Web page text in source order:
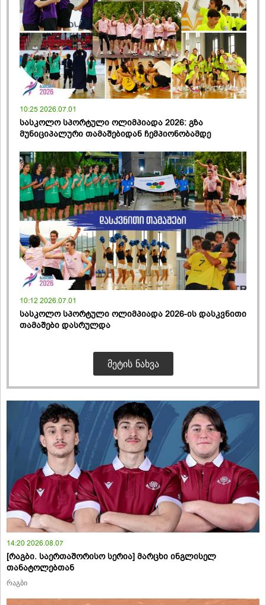
10:25 2026.07.01
სასკოლო სპორტული ოლიმპიადა 2026: გზა
მუნიციპალური თამაშებიდან ჩემპიონობამდე
10:12 2026.07.01
სასკოლო სპორტული ოლიმპიადა 2026-ის დასკვნითი
თამაშები დასრულდა
ᲛᲔᲢᲘᲡ ᲜᲐᲮᲕᲐ
14:20 2026.08.07
[რაგბი. საერთაშორისო სერია] მარცხი ინგლისელ
თანატოლებთან
რაგბი